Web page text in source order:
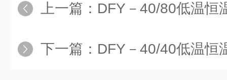
上一篇： DFY－40/80低温恒温反应浴,
下一篇： DFY－40/40低温恒温反应浴厂